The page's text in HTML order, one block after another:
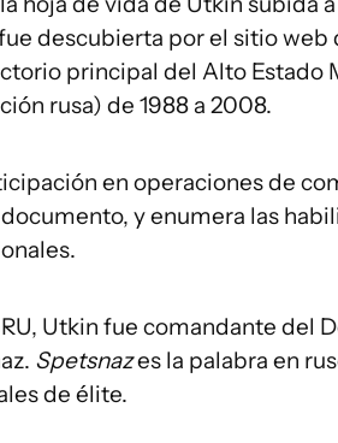
descubierta por el sitio
principal del Alto Estado
rusa) de 1988 a 2008.
en operaciones de
y enumera las
Utkin fue comandante del
Spetsnazes la palabra en
de élite.